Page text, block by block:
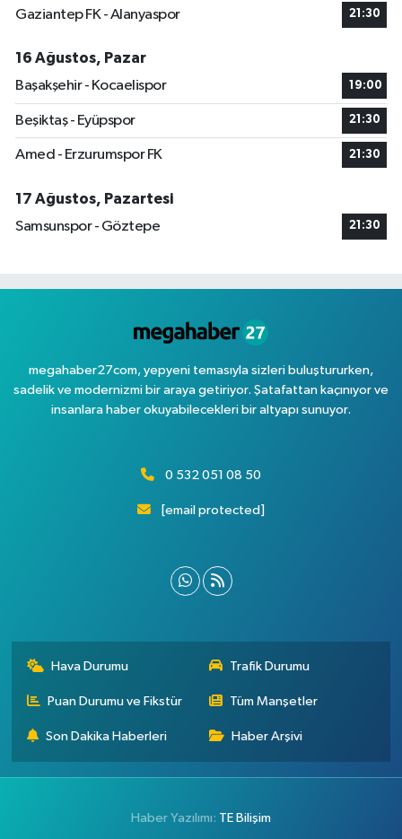
Gaziantep FK - Alanyaspor 21:30
16 Ağustos, Pazar
Başakşehir - Kocaelispor
19:00
Beşiktaş - Eyüpspor 21:30
Amed - Erzurumspor FK 21:30
17 Ağustos, Pazartesi
Samsunspor - Göztepe
21:30
megahaber27com, yepyeni temasıyla sizleri buluştururken,
sadelik ve modernizmi bir araya getiriyor. Şatafattan kaçınıyor ve
insanlara haber okuyabilecekleri bir altyapı sunuyor.
0 532 051 08 50
[email protected]
Hava Durumu Trafik Durumu
Puan Durumu ve Fikstür Tüm Manşetler
Son Dakika Haberleri Haber Arşivi
Haber Yazılımı: TE Bilişim